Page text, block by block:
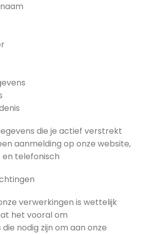
die je actief verstrekt
aanmelding op onze website,
telefonisch
verwerkingen is wettelijk
het vooral om
nodig zijn om aan onze